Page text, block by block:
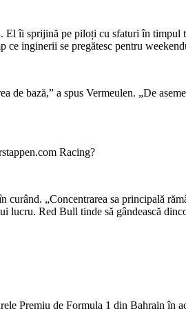
îi sprijină pe piloți cu sfaturi în timpul
inginerii se pregătesc pentru
bază,” a spus Vermeulen. „De
Racing?
„Concentrarea sa principală
Red Bull tinde să gândească
Premiu de Formula 1 din Bahrain în